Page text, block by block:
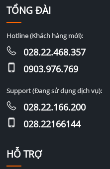
HỖ TRỢ
TỔNG ĐÀI
Hotline (Khách hàng mới):
028.22.468.357
0903.976.769
Support (Đang sử dụng dịch vụ):
028.22.166.200
028.22166144